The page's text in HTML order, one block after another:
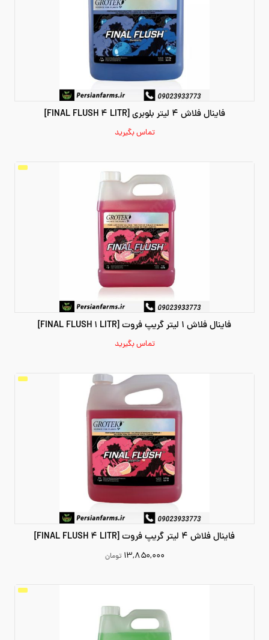
فاینال فلاش 4 لیتر بلوبری [FINAL FLUSH 4 LITR]
تماس بگیرید
فاینال فلاش 1 لیتر گریپ فروت [FINAL FLUSH 1 LITR]
تماس بگیرید
فاینال فلاش 4 لیتر گریپ فروت [FINAL FLUSH 4 LITR]
۱۳,۸۵۰,۰۰۰ تومان